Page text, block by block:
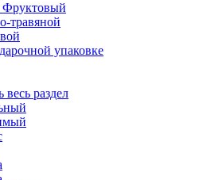
Фруктовый
травяной
упаковке
весь раздел